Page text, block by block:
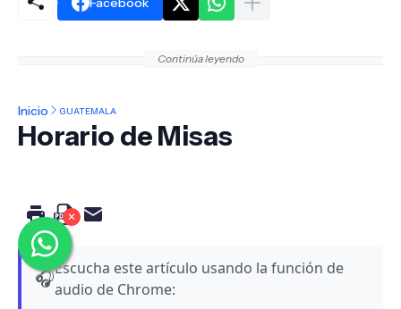
✕
Continúa leyendo
Inicio GUATEMALA
Horario de Misas
🎧Escucha este artículo usando la función de
audio de Chrome: